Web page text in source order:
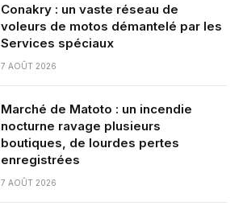
Conakry : un vaste réseau de
voleurs de motos démantelé par les
Services spéciaux
7 AOÛT 2026
Marché de Matoto : un incendie
nocturne ravage plusieurs
boutiques, de lourdes pertes
enregistrées
7 AOÛT 2026